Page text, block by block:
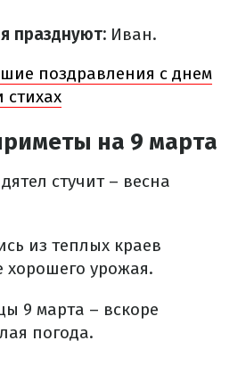
празднуют: Иван.
поздравления с днем
стихах
на 9 марта
стучит – весна
из теплых краев
хорошего урожая.
9 марта – вскоре
погода.